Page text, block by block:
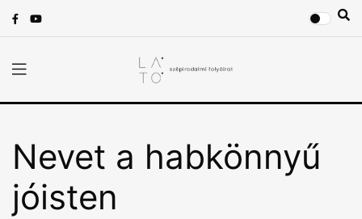
Nevet a habkönnyű
jóisten